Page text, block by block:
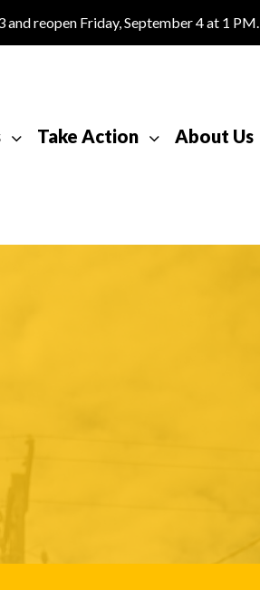
reopen Friday, September 4 at 1 PM.
Take Action About Us